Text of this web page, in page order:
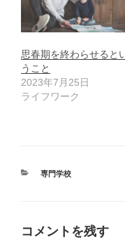
思春期を終わらせると
うこと
2023年7月25日
ライフワーク
カ
専門学校
コメントを残す